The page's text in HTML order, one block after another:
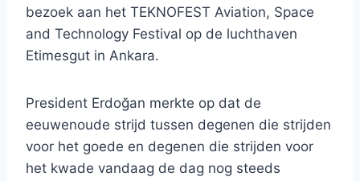
bezoek aan het TEKNOFEST Aviation, Space
and Technology Festival op de luchthaven
Etimesgut in Ankara.
President Erdoğan merkte op dat de
eeuwenoude strijd tussen degenen die strijden
voor het goede en degenen die strijden voor
het kwade vandaag de dag nog steeds